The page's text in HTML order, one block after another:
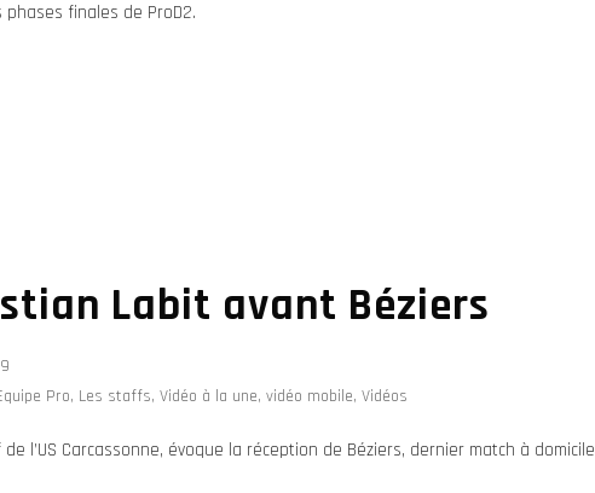
finales de ProD2.
Labit avant Béziers
Pro, Les staffs, Vidéo à la une, vidéo mobile, Vidéos
l’US Carcassonne, évoque la réception de Béziers, dernier match à domicile